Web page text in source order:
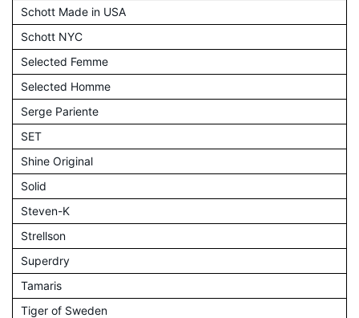
Schott Made in USA
Schott NYC
Selected Femme
Selected Homme
Serge Pariente
SET
Shine Original
Solid
Steven-K
Strellson
Superdry
Tamaris
Tiger of Sweden